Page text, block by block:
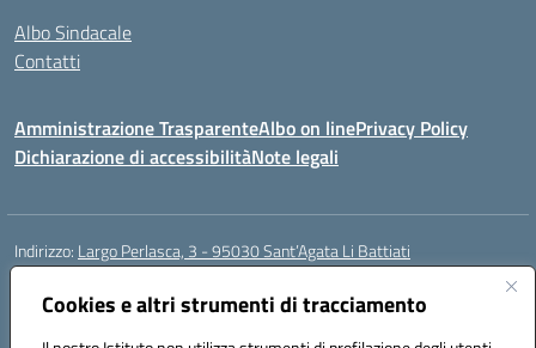
Cookies e altri strumenti di tracciamento
Albo Sindacale
Contatti
Amministrazione TrasparenteAlbo on linePrivacy Policy
Dichiarazione di accessibilitàNote legali
Indirizzo: Largo Perlasca, 3 - 95030 Sant’Agata Li Battiati
Centralino:
ctic8bl002@istruzione.it
Posta elettronica certificata (PEC):ctic8bl002@pec.istruzione.it